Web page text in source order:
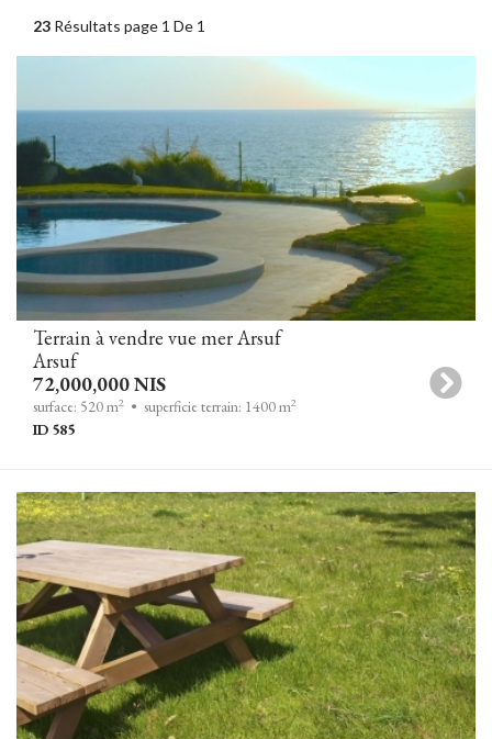
23 Résultats page 1 De 1
Terrain à vendre vue mer Arsuf
Arsuf
72,000,000 NIS
surface: 520 m2 • superficie terrain: 1400 m2
ID 585